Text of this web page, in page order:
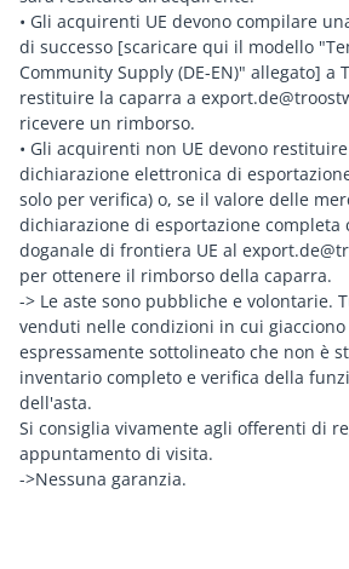
• Gli acquirenti UE devono compilare
di successo [scaricare qui il modello
Community Supply (DE-EN)" allegato] a
restituire la caparra a
ricevere un rimborso.
• Gli acquirenti non UE devono
dichiarazione elettronica di
solo per verifica) o, se il valore delle
dichiarazione di esportazione
doganale di frontiera UE al
per ottenere il rimborso della caparra.
-> Le aste sono pubbliche e volontarie.
venduti nelle condizioni in cui giacciono
espressamente sottolineato che non è
inventario completo e verifica della
dell'asta.
Si consiglia vivamente agli offerenti di
appuntamento di visita.
->Nessuna garanzia.